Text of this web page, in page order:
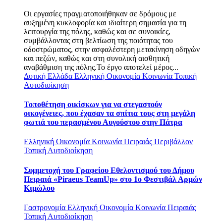
Οι εργασίες πραγματοποιήθηκαν σε δρόμους με
αυξημένη κυκλοφορία και ιδιαίτερη σημασία για τη
λειτουργία της πόλης, καθώς και σε συνοικίες,
συμβάλλοντας στη βελτίωση της ποιότητας του
οδοστρώματος, στην ασφαλέστερη μετακίνηση οδηγών
και πεζών, καθώς και στη συνολική αισθητική
αναβάθμιση της πόλης.Το έργο αποτελεί μέρος...
Δυτική Ελλάδα Ελληνική Οικονομία Κοινωνία Τοπική
Αυτοδιοίκηση
Τοποθέτηση οικίσκων για να στεγαστούν
οικογένειες, που έχασαν τα σπίτια τους στη μεγάλη
φωτιά του περασμένου Αυγούστου στην Πάτρα
Ελληνική Οικονομία Κοινωνία Πειραιάς Περιβάλλον
Τοπική Αυτοδιοίκηση
Συμμετοχή του Γραφείου Εθελοντισμού του Δήμου
Πειραιά «Piraeus TeamUp» στο 1ο Φεστιβάλ Αρμών
Κιμώλου
Γαστρονομία Ελληνική Οικονομία Κοινωνία Πειραιάς
Τοπική Αυτοδιοίκηση